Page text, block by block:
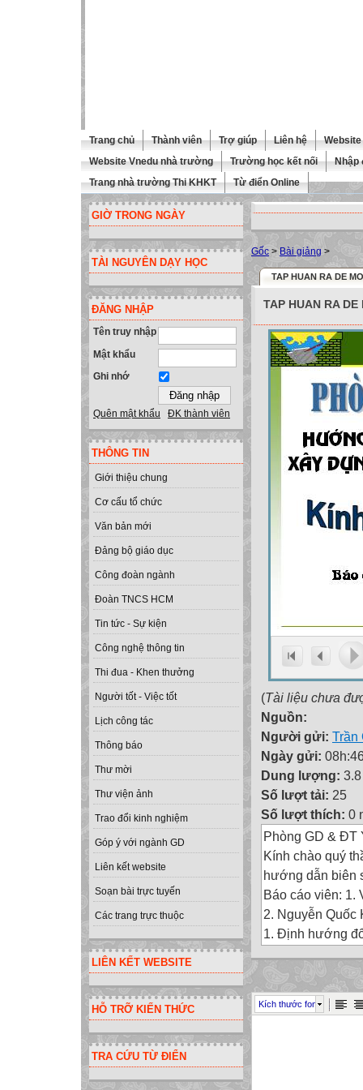
Trang chủ Thành viên Trợ giúp Liên hệ
Website Vnedu nhà trường
Trường học kết nối
Nhập
Trang nhà trường Thi KHKT
Từ điển Online
GIỜ TRONG NGÀY
TÀI NGUYÊN DẠY HỌC
ĐĂNG NHẬP
Tên truy nhập
Mật khẩu
Ghi nhớ
Quên mật khẩu ĐK thành viên
THÔNG TIN
Giới thiệu chung
Cơ cấu tổ chức
Văn bản mới
Đảng bộ giáo dục
Công đoàn ngành
Đoàn TNCS HCM
Tin tức - Sự kiện
Công nghệ thông tin
Thi đua - Khen thưởng
Người tốt - Việc tốt
Lịch công tác
Thông báo
Thư mời
Thư viện ảnh
Trao đổi kinh nghiệm
Góp ý với ngành GD
Liên kết website
Soạn bài trực tuyến
Các trang trực thuộc
LIÊN KẾT WEBSITE
HỖ TRỠ KIẾN THỨC
TRA CỨU TỪ ĐIỂN
Gốc > Bài giảng >
TAP HUAN RA DE
TAP HUAN RA DE
(Tài liệu chưa
Nguồn:
Người gửi: Trần
Ngày gửi:
Dung lượng:
Số lượt tải: 25
Số lượt thích: 0
Phòng GD & ĐT
Kính chào quý
hướng dẫn biên
Báo cáo viên: 1.
2. Nguyễn Quốc
1. Định hướng
2. Quy trình
3. Thực hành
4. Xây dựng
Kích thước font